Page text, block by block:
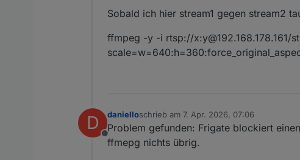
Sobald ich hier stream1 gegen stream2
ffmpeg -y -i rtsp://
D
Offline
danielloschrieb am 7. Apr. 2026, 07:06
zuletzt editiert von
Problem gefunden: Frigate blockiert
ffmepg nichts übrig.